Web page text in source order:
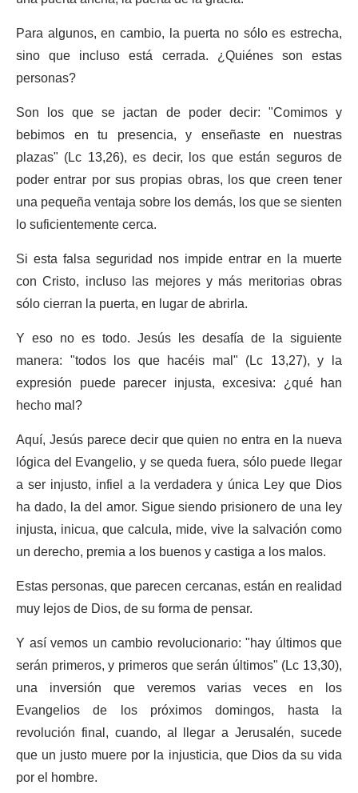
Para algunos, en cambio, la puerta no sólo es estrecha,
sino que incluso está cerrada. ¿Quiénes son estas
personas?
Son los que se jactan de poder decir: "Comimos y
bebimos en tu presencia, y enseñaste en nuestras
plazas" (Lc 13,26), es decir, los que están seguros de
poder entrar por sus propias obras, los que creen tener
una pequeña ventaja sobre los demás, los que se sienten
lo suficientemente cerca.
Si esta falsa seguridad nos impide entrar en la muerte
con Cristo, incluso las mejores y más meritorias obras
sólo cierran la puerta, en lugar de abrirla.
Y eso no es todo. Jesús les desafía de la siguiente
manera: "todos los que hacéis mal" (Lc 13,27), y la
expresión puede parecer injusta, excesiva: ¿qué han
hecho mal?
Aquí, Jesús parece decir que quien no entra en la nueva
lógica del Evangelio, y se queda fuera, sólo puede llegar
a ser injusto, infiel a la verdadera y única Ley que Dios
ha dado, la del amor. Sigue siendo prisionero de una ley
injusta, inicua, que calcula, mide, vive la salvación como
un derecho, premia a los buenos y castiga a los malos.
Estas personas, que parecen cercanas, están en realidad
muy lejos de Dios, de su forma de pensar.
Y así vemos un cambio revolucionario: "hay últimos que
serán primeros, y primeros que serán últimos" (Lc 13,30),
una inversión que veremos varias veces en los
Evangelios de los próximos domingos, hasta la
revolución final, cuando, al llegar a Jerusalén, sucede
que un justo muere por la injusticia, que Dios da su vida
por el hombre.